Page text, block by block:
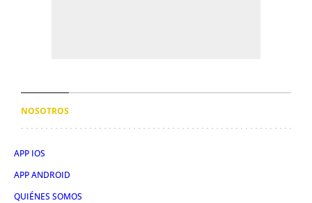
NOSOTROS
APP IOS
APP ANDROID
QUIÉNES SOMOS